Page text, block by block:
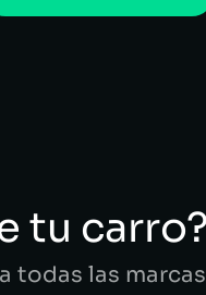
tu
todas las